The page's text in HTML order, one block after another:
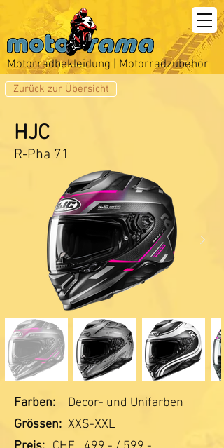
Motorradbekleidung | Motorradzubehör
Zurück zur Übersicht
HJC
R-Pha 71
Farben:
Decor- und Unifarben
Grössen: XXS-XXL